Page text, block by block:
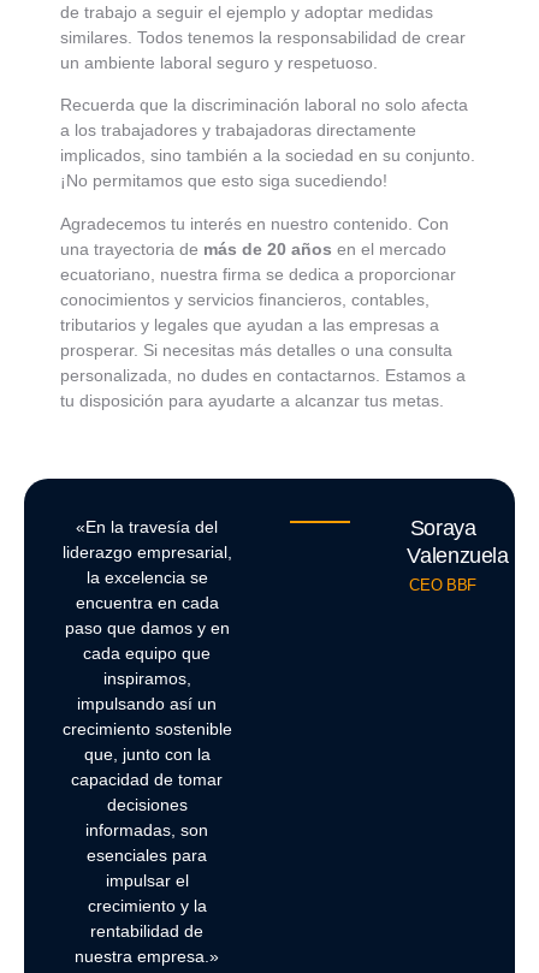
de trabajo a seguir el ejemplo y adoptar medidas
similares. Todos tenemos la responsabilidad de crear
un ambiente laboral seguro y respetuoso.
Recuerda que la discriminación laboral no solo afecta
a los trabajadores y trabajadoras directamente
implicados, sino también a la sociedad en su conjunto.
¡No permitamos que esto siga sucediendo!
Agradecemos tu interés en nuestro contenido. Con
una trayectoria de más de 20 años en el mercado
ecuatoriano, nuestra firma se dedica a proporcionar
conocimientos y servicios financieros, contables,
tributarios y legales que ayudan a las empresas a
prosperar. Si necesitas más detalles o una consulta
personalizada, no dudes en contactarnos. Estamos a
tu disposición para ayudarte a alcanzar tus metas.
«En la travesía del
liderazgo empresarial,
la excelencia se
encuentra en cada
paso que damos y en
cada equipo que
inspiramos,
impulsando así un
crecimiento sostenible
que, junto con la
capacidad de tomar
decisiones
informadas, son
esenciales para
impulsar el
crecimiento y la
rentabilidad de
nuestra empresa.»
Soraya
Valenzuela
CEO BBF